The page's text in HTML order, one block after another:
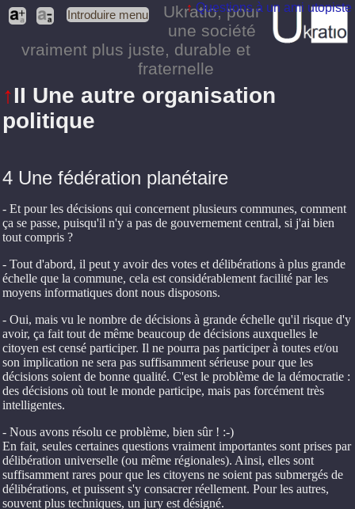
Introduire menu Ukratio, pour
une société
vraiment plus juste, durable et
fraternelle
↑Questions à un ami utopiste
↑II Une autre organisation
politique
4 Une fédération planétaire
- Et pour les décisions qui concernent plusieurs communes, comment
ça se passe, puisqu'il n'y a pas de gouvernement central, si j'ai bien
tout compris ?
- Tout d'abord, il peut y avoir des votes et délibérations à plus grande
échelle que la commune, cela est considérablement facilité par les
moyens informatiques dont nous disposons.
- Oui, mais vu le nombre de décisions à grande échelle qu'il risque d'y
avoir, ça fait tout de même beaucoup de décisions auxquelles le
citoyen est censé participer. Il ne pourra pas participer à toutes et/ou
son implication ne sera pas suffisamment sérieuse pour que les
décisions soient de bonne qualité. C'est le problème de la démocratie :
des décisions où tout le monde participe, mais pas forcément très
intelligentes.
- Nous avons résolu ce problème, bien sûr ! :-)
En fait, seules certaines questions vraiment importantes sont prises par
délibération universelle (ou même régionales). Ainsi, elles sont
suffisamment rares pour que les citoyens ne soient pas submergés de
délibérations, et puissent s'y consacrer réellement. Pour les autres,
souvent plus techniques, un jury est désigné.